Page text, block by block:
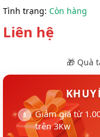
Tình trạng: Còn hàng
Liên hệ
🎁 Quà
Giảm giá từ
trên 3Kw